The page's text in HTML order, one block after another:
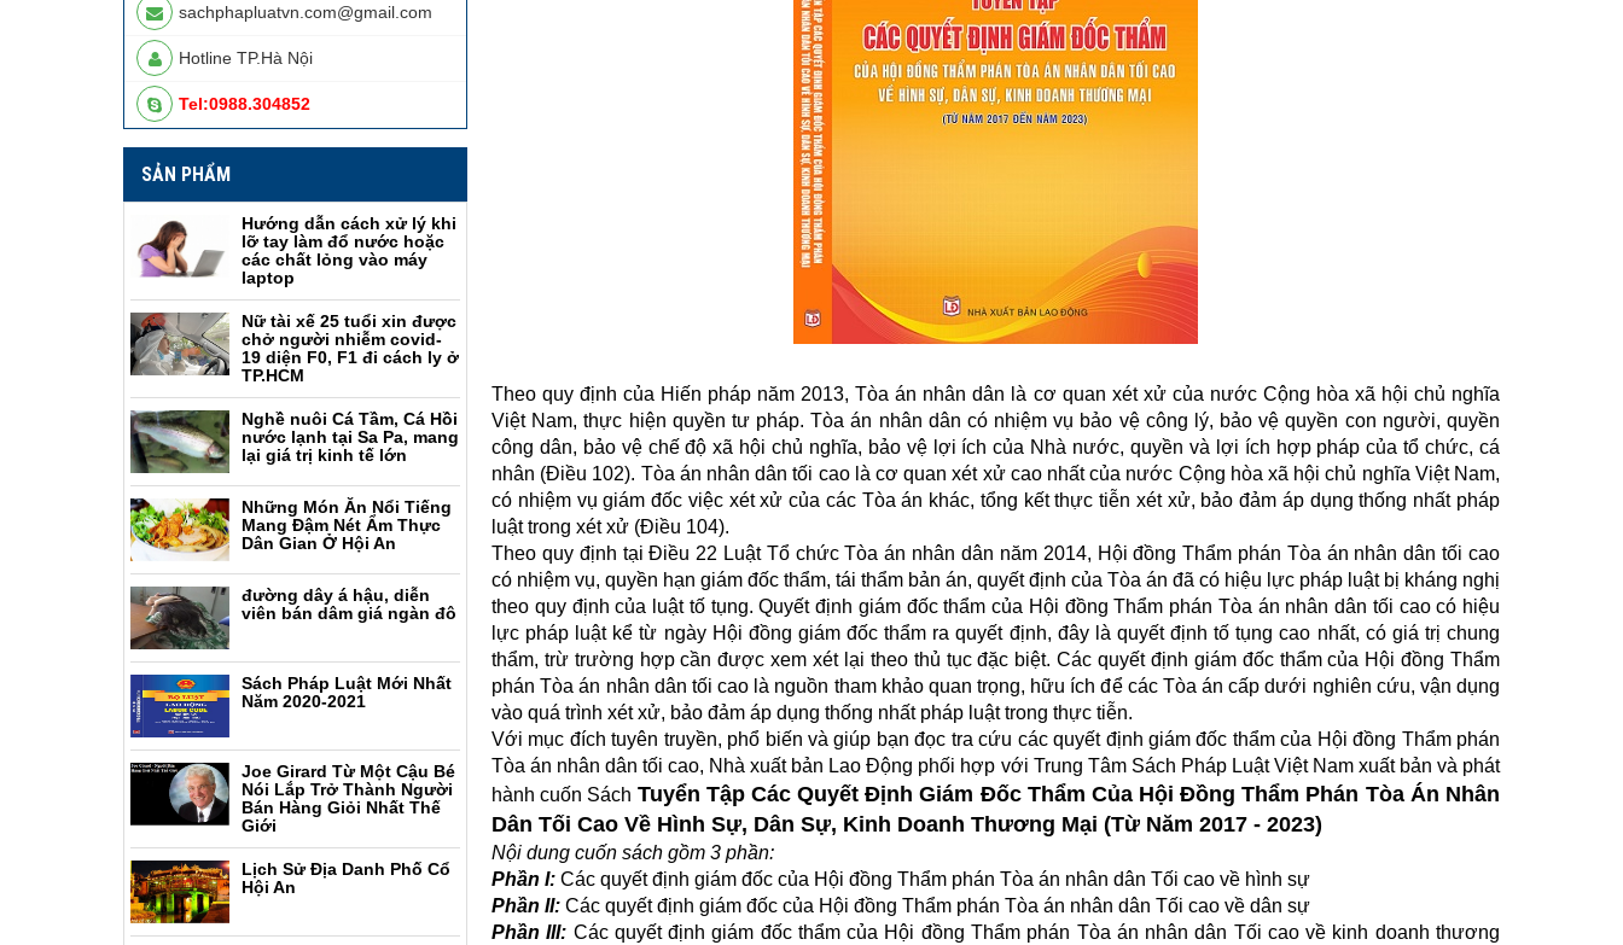
sachphapluatvn.com@gmail.com
Hotline TP.Hà Nội
Tel:0988.304852
SẢN PHẨM
Hướng dẫn cách xử lý khi
lỡ tay làm đổ nước hoặc
các chất lỏng vào máy
laptop
Nữ tài xế 25 tuổi xin được
chở người nhiễm covid-
19 diện F0, F1 đi cách ly ở
TP.HCM
Nghề nuôi Cá Tầm, Cá Hồi
nước lạnh tại Sa Pa, mang
lại giá trị kinh tế lớn
Những Món Ăn Nổi Tiếng
Mang Đậm Nét Ẩm Thực
Dân Gian Ở Hội An
đường dây á hậu, diễn
viên bán dâm giá ngàn đô
Sách Pháp Luật Mới Nhất
Năm 2020-2021
Joe Girard Từ Một Cậu Bé
Nói Lắp Trở Thành Người
Bán Hàng Giỏi Nhất Thế
Giới
Lịch Sử Địa Danh Phố Cổ
Hội An
Theo quy định của Hiến pháp năm 2013, Tòa án nhân dân là cơ quan xét xử của nước Cộng hòa xã hội chủ nghĩa
Việt Nam, thực hiện quyền tư pháp. Tòa án nhân dân có nhiệm vụ bảo vệ công lý, bảo vệ quyền con người, quyền
công dân, bảo vệ chế độ xã hội chủ nghĩa, bảo vệ lợi ích của Nhà nước, quyền và lợi ích hợp pháp của tổ chức, cá
nhân (Điều 102). Tòa án nhân dân tối cao là cơ quan xét xử cao nhất của nước Cộng hòa xã hội chủ nghĩa Việt Nam,
có nhiệm vụ giám đốc việc xét xử của các Tòa án khác, tổng kết thực tiễn xét xử, bảo đảm áp dụng thống nhất pháp
luật trong xét xử (Điều 104).
Theo quy định tại Điều 22 Luật Tổ chức Tòa án nhân dân năm 2014, Hội đồng Thẩm phán Tòa án nhân dân tối cao
có nhiệm vụ, quyền hạn giám đốc thẩm, tái thẩm bản án, quyết định của Tòa án đã có hiệu lực pháp luật bị kháng nghị
theo quy định của luật tố tụng. Quyết định giám đốc thẩm của Hội đồng Thẩm phán Tòa án nhân dân tối cao có hiệu
lực pháp luật kể từ ngày Hội đồng giám đốc thẩm ra quyết định, đây là quyết định tố tụng cao nhất, có giá trị chung
thẩm, trừ trường hợp cần được xem xét lại theo thủ tục đặc biệt. Các quyết định giám đốc thẩm của Hội đồng Thẩm
phán Tòa án nhân dân tối cao là nguồn tham khảo quan trọng, hữu ích để các Tòa án cấp dưới nghiên cứu, vận dụng
vào quá trình xét xử, bảo đảm áp dụng thống nhất pháp luật trong thực tiễn.
Với mục đích tuyên truyền, phổ biến và giúp bạn đọc tra cứu các quyết định giám đốc thẩm của Hội đồng Thẩm phán
Tòa án nhân dân tối cao, Nhà xuất bản Lao Động phối hợp với Trung Tâm Sách Pháp Luật Việt Nam xuất bản và phát
hành cuốn Sách Tuyển Tập Các Quyết Định Giám Đốc Thẩm Của Hội Đồng Thẩm Phán Tòa Án Nhân
Dân Tối Cao Về Hình Sự, Dân Sự, Kinh Doanh Thương Mại (Từ Năm 2017 - 2023)
Nội dung cuốn sách gồm 3 phần:
Phần I: Các quyết định giám đốc của Hội đồng Thẩm phán Tòa án nhân dân Tối cao về hình sự
Phần II: Các quyết định giám đốc của Hội đồng Thẩm phán Tòa án nhân dân Tối cao về dân sự
Phần III: Các quyết định giám đốc thẩm của Hội đồng Thẩm phán Tòa án nhân dân Tối cao về kinh doanh thương